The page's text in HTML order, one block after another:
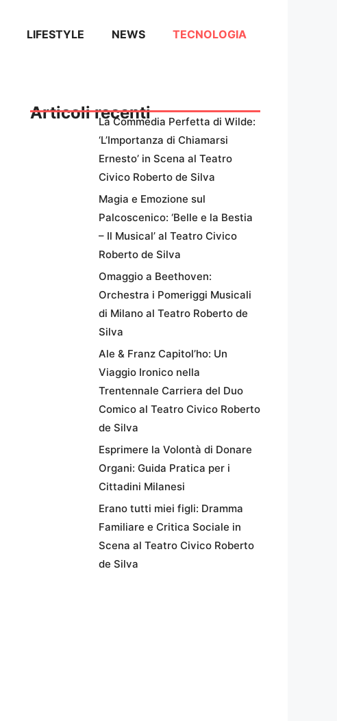
LIFESTYLE NEWS TECNOLOGIA
Articoli recentiLa Commedia Perfetta di Wilde:
‘L’Importanza di Chiamarsi
Ernesto’ in Scena al Teatro
Civico Roberto de Silva
Magia e Emozione sul
Palcoscenico: ‘Belle e la Bestia
– Il Musical’ al Teatro Civico
Roberto de Silva
Omaggio a Beethoven:
Orchestra i Pomeriggi Musicali
di Milano al Teatro Roberto de
Silva
Ale & Franz Capitol’ho: Un
Viaggio Ironico nella
Trentennale Carriera del Duo
Comico al Teatro Civico Roberto
de Silva
Esprimere la Volontà di Donare
Organi: Guida Pratica per i
Cittadini Milanesi
Erano tutti miei figli: Dramma
Familiare e Critica Sociale in
Scena al Teatro Civico Roberto
de Silva